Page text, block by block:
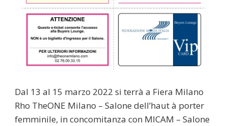
Dal 13 al 15 marzo 2022 si terrà a Fiera Milano
Rho TheONE Milano – Salone dell’haut à porter
femminile, in concomitanza con MICAM – Salone